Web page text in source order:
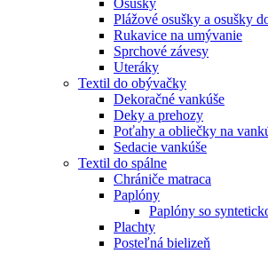
Plážové osušky a osušky
Rukavice na umývanie
Sprchové závesy
Uteráky
Textil do obývačky
Dekoračné vankúše
Deky a prehozy
Poťahy a obliečky na
Sedacie vankúše
Textil do spálne
Chrániče matraca
Paplóny
Paplóny so
Plachty
Posteľná bielizeň